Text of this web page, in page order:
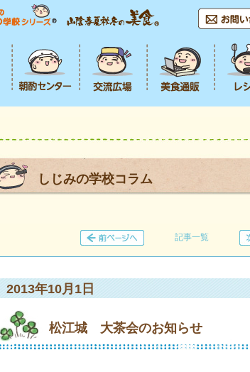
しじみの学校コラム
記事一覧
2013年10月1日
松江城 大茶会のお知らせ